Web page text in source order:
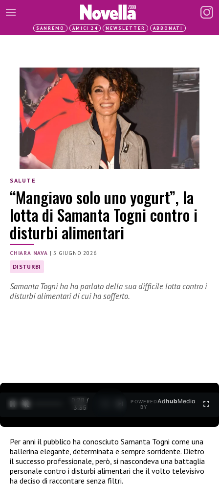
SANREMO AMICI 24 NEWSLETTER ABBONATI
SALUTE
“Mangiavo solo uno yogurt”, la
lotta di Samanta Togni contro i
disturbi alimentari
CHIARA NAVA |5 GIUGNO 2026
DISTURBI
Samanta Togni ha ha parlato della sua difficile lotta contro i
disturbi alimentari di cui ha sofferto.
0:29 /
3:35
POWERED
BY
AdhubMedia
Per anni il pubblico ha conosciuto Samanta Togni come una
ballerina elegante, determinata e sempre sorridente. Dietro
il successo professionale, però, si nascondeva una battaglia
personale contro i disturbi alimentari che il volto televisivo
ha deciso di raccontare senza filtri.